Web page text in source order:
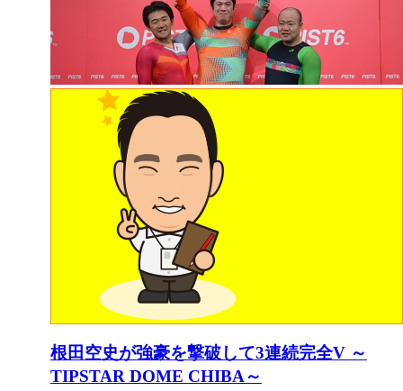
根田空史が強豪を撃破して3連続完全V ～
TIPSTAR DOME CHIBA～